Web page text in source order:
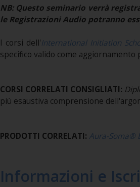
NB: Questo seminario verrà
le Registrazioni Audio potranno
I corsi dell'International Initiation
specifico valido come aggiornamento
CORSI CORRELATI CONSIGLIATI:
più esaustiva comprensione
PRODOTTI CORRELATI: Aura-Soma®
Informazioni e